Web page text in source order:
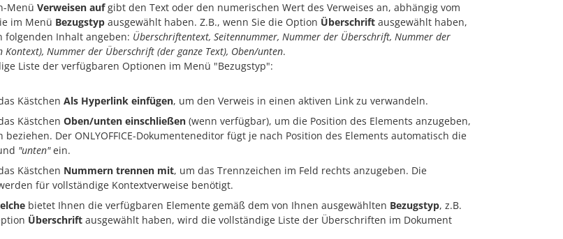
Menü Verweisen aufgibt den Text oder den numerischen Wert des Verweises an, abhängig vom
im Menü Bezugstyp ausgewählt haben. Z.B., wenn Sie die Option Überschrift ausgewählt haben,
folgenden Inhalt angeben: Überschriftentext, Seitennummer, Nummer der Überschrift, Nummer der
Kontext), Nummer der Überschrift (der ganze Text), Oben/unten.
Liste der verfügbaren Optionen im Menü "Bezugstyp":
Kästchen Als Hyperlink einfügen, um den Verweis in einen aktiven Link zu verwandeln.
Kästchen Oben/unten einschließen (wenn verfügbar), um die Position des Elements anzugeben,
beziehen. Der ONLYOFFICE-Dokumenteneditor fügt je nach Position des Elements automatisch die
"unten"ein.
Kästchen Nummern trennen mit, um das Trennzeichen im Feld rechts anzugeben. Die
für vollständige Kontextverweise benötigt.
bietet Ihnen die verfügbaren Elemente gemäß dem von Ihnen ausgewählten Bezugstyp, z.B.
Überschrift ausgewählt haben, wird die vollständige Liste der Überschriften im Dokument